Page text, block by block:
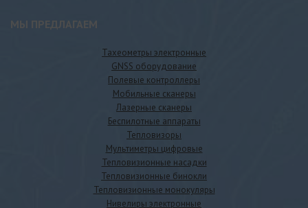
МЫ ПРЕДЛАГАЕМ
Тахеометры электронные
GNSS оборудование
Полевые контроллеры
Мобильные сканеры
Лазерные сканеры
Беспилотные аппараты
Тепловизоры
Мультиметры цифровые
Тепловизионные насадки
Тепловизионные бинокли
Тепловизионные монокуляры
Нивелиры электронные